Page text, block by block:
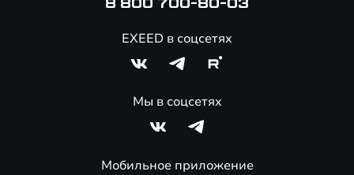
Мобильное приложение
8 800 700-80-03
EXEED в соцсетях
Мы в соцсетях